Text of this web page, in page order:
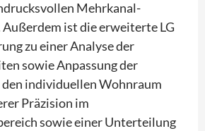
Mehrkanal-
ist die erweiterte LG
zu einer Analyse der
sowie Anpassung der
den individuellen Wohnraum
Präzision im
sowie einer Unterteilung